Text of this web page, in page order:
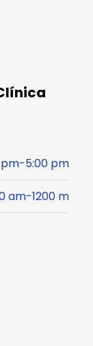
pm-5:00 pm
am-1200 m